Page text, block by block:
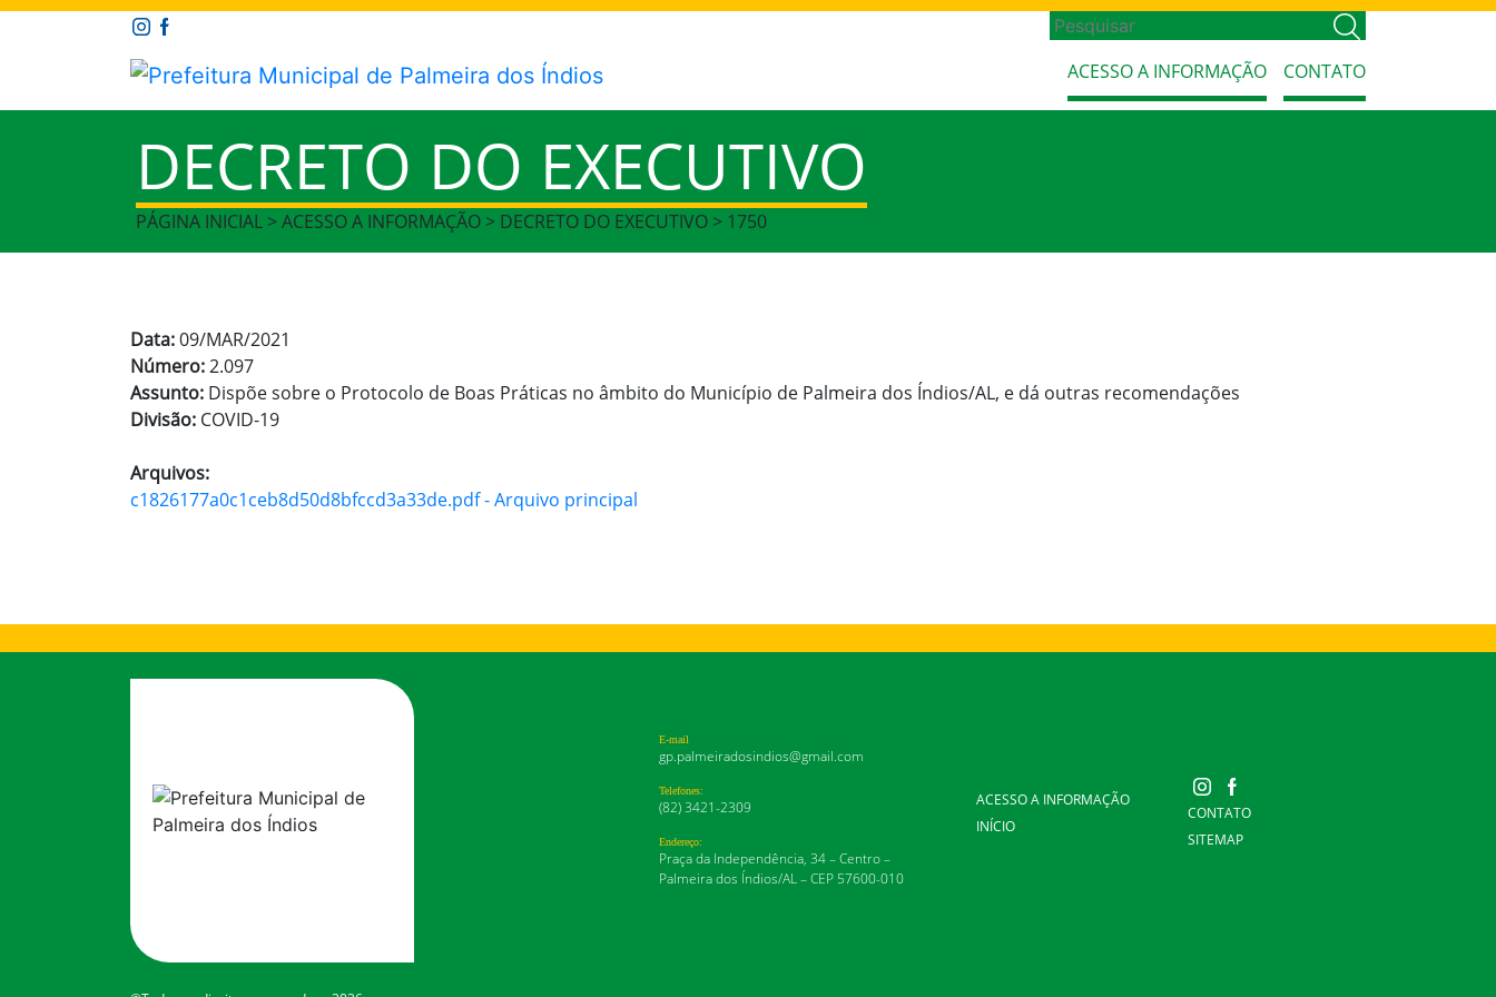
ACESSO A INFORMAÇÃO CONTATO
DECRETO DO EXECUTIVO
PÁGINA INICIAL > ACESSO A INFORMAÇÃO > DECRETO DO EXECUTIVO > 1750
Data:09/MAR/2021
Número:2.097
Assunto: Dispõe sobre o Protocolo de Boas Práticas no âmbito do Município de Palmeira dos Índios/AL, e dá outras recomendações
Divisão: COVID-19
Arquivos:
c1826177a0c1ceb8d50d8bfccd3a33de.pdf - Arquivo principal
E-mail
gp.palmeiradosindios@gmail.com
Telefones:
(82) 3421-2309
Endereço:
Praça da Independência, 34 – Centro –
Palmeira dos Índios/AL – CEP 57600-010
ACESSO A INFORMAÇÃO
INÍCIO
CONTATO
SITEMAP